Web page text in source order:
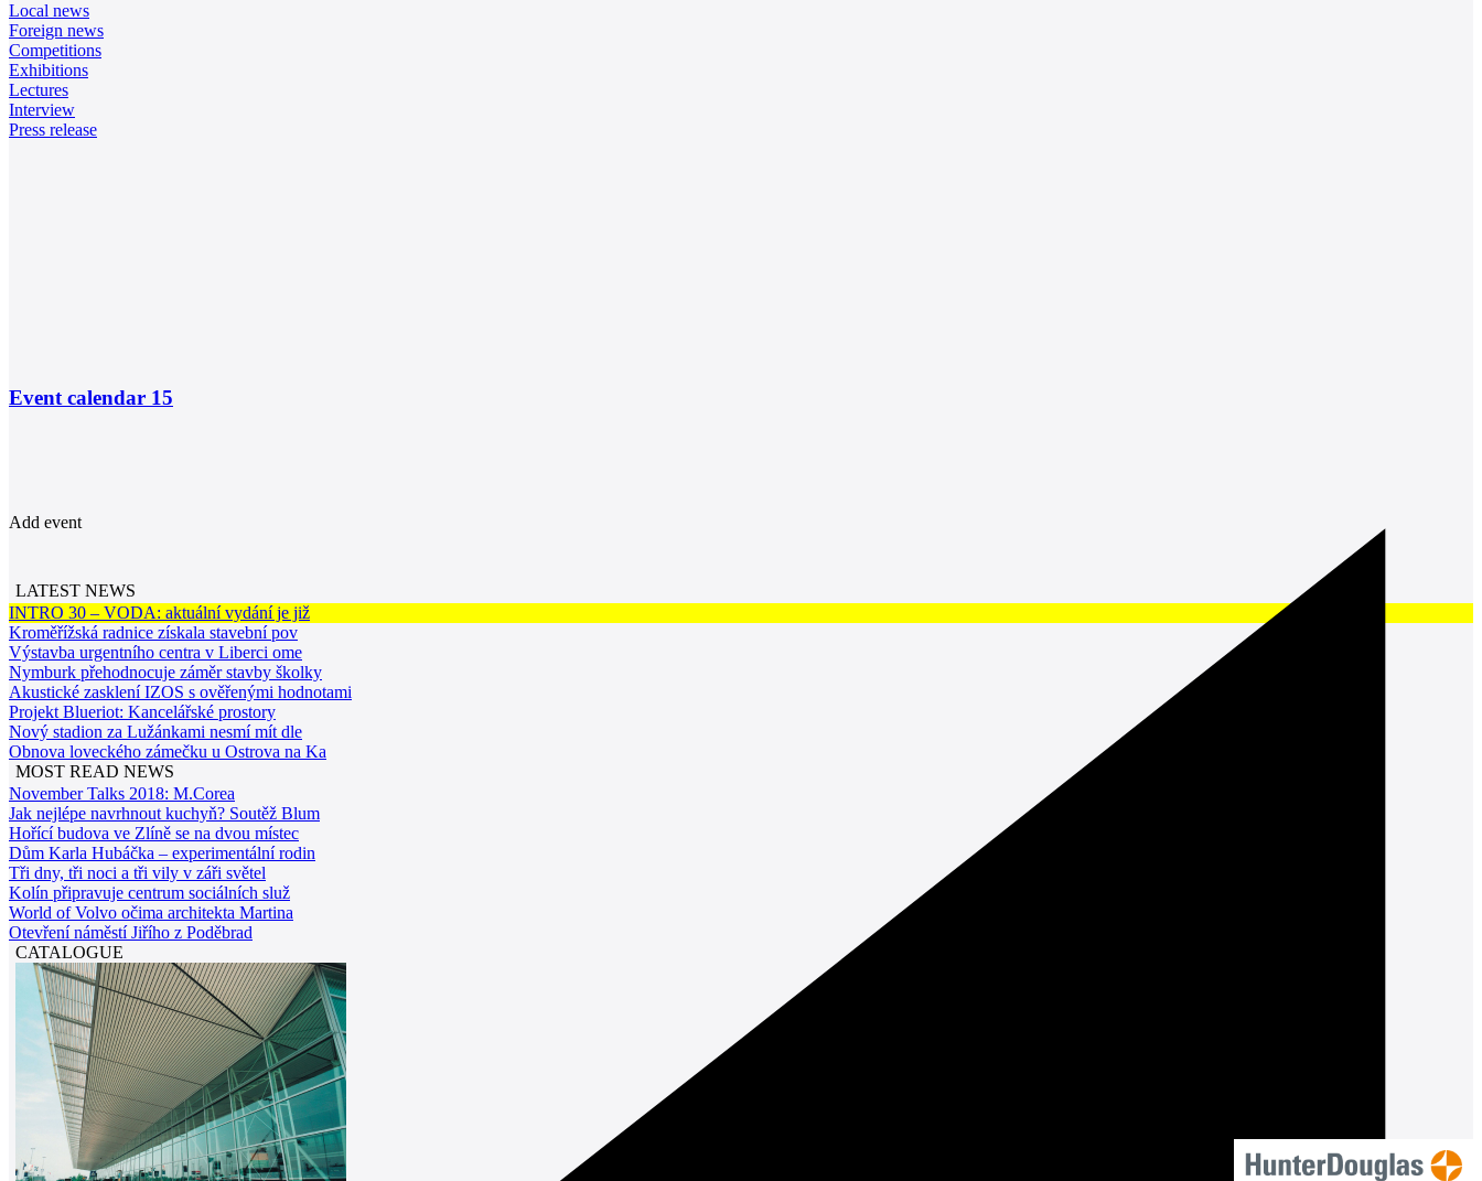
Local news
Foreign news
Competitions
Exhibitions
Lectures
Interview
Press release
Event calendar 15
Add event
LATEST NEWS
INTRO 30 – VODA: aktuální vydání je již
Kroměřížská radnice získala stavební pov
Výstavba urgentního centra v Liberci ome
Nymburk přehodnocuje záměr stavby školky
Akustické zasklení IZOS s ověřenými hodnotami
Projekt Blueriot: Kancelářské prostory
Nový stadion za Lužánkami nesmí mít dle
Obnova loveckého zámečku u Ostrova na Ka
MOST READ NEWS
November Talks 2018: M.Corea
Jak nejlépe navrhnout kuchyň? Soutěž Blum
Hořící budova ve Zlíně se na dvou místec
Dům Karla Hubáčka – experimentální rodin
Tři dny, tři noci a tři vily v záři světel
Kolín připravuje centrum sociálních služ
World of Volvo očima architekta Martina
Otevření náměstí Jiřího z Poděbrad
CATALOGUE